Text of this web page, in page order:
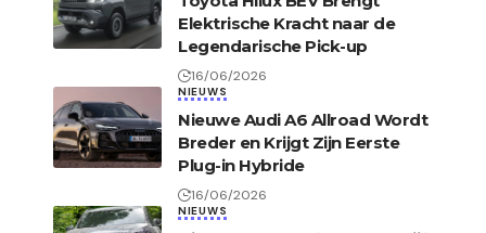
Elektrische Kracht naar de
Legendarische Pick-up
16/06/2026
NIEUWS
Nieuwe Audi A6 Allroad Wordt
Breder en Krijgt Zijn Eerste
Plug-in Hybride
16/06/2026
NIEUWS